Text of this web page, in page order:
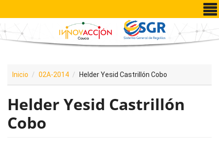
Pasar al contenido principal
Inicio 02A-2014 Helder Yesid Castrillón Cobo
Helder Yesid Castrillón
Cobo